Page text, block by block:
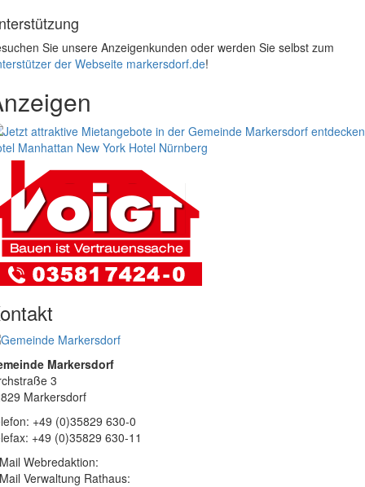
Sie unsere Anzeigenkunden oder werden Sie selbst zum
der Webseite markersdorf.de!
Manhattan New York Hotel Nürnberg
Markersdorf
3
Markersdorf
+49 (0)35829 630-0
+49 (0)35829 630-11
Webredaktion:
Verwaltung Rathaus: